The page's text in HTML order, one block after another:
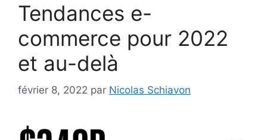
Tendances e-
commerce pour 2022
et au-delà
février 8, 2022 par Nicolas Schiavon